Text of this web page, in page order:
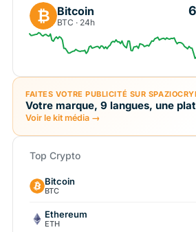
₿ Bitcoin
BTC · 24h
FAITES VOTRE PUBLICITÉ SUR
Votre marque, 9 langues, une
Voir le kit média →
Top Crypto
Bitcoin
BTC
Ethereum
ETH